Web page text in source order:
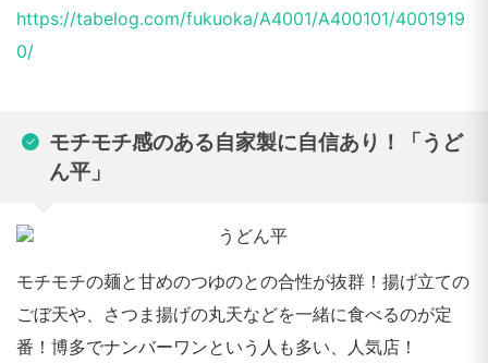
https://tabelog.com/fukuoka/A4001/A400101/4001919
0/
モチモチ感のある自家製に自信あり！「うど
ん平」
モチモチの麺と甘めのつゆのとの合性が抜群！揚げ立ての
ごぼ天や、さつま揚げの丸天などを一緒に食べるのが定
番！博多でナンバーワンという人も多い、人気店！